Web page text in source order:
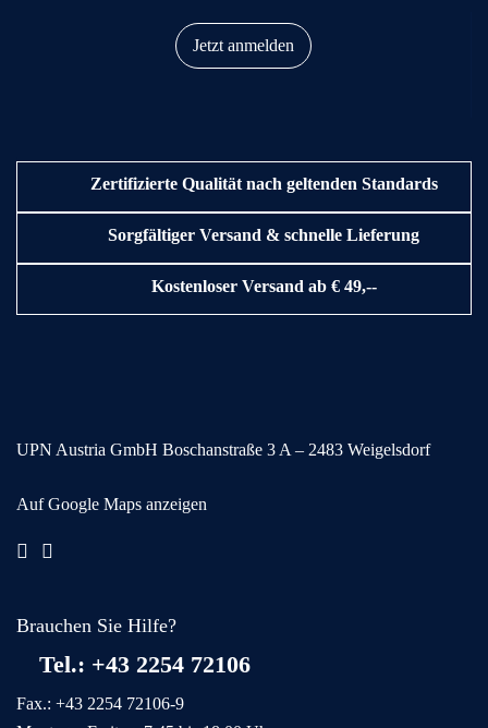
Jetzt anmelden
Zertifizierte Qualität nach geltenden Standards
Sorgfältiger Versand & schnelle Lieferung
Kostenloser Versand ab € 49,--
UPN Austria GmbH Boschanstraße 3 A – 2483 Weigelsdorf
Auf Google Maps anzeigen
Brauchen Sie Hilfe?
Tel.: +43 2254 72106
Fax.: +43 2254 72106-9